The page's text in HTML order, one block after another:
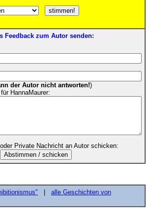
Feedback zum Autor senden:
der Autor nicht antworten!)
HannaMaurer:
Private Nachricht an Autor schicken:
| alle Geschichten von